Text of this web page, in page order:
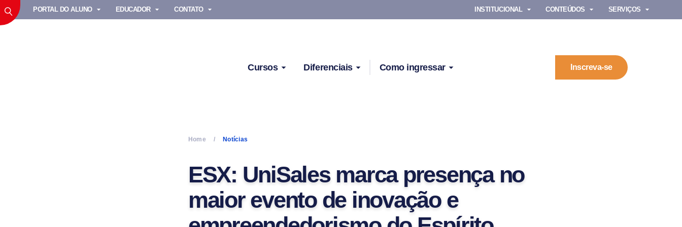
PORTAL DO ALUNO EDUCADOR CONTATO INSTITUCIONAL CONTEÚDOS SERVIÇOS
Cursos Diferenciais Como ingressar Inscreva-se
Home Notícias
ESX: UniSales marca presença no
maior evento de inovação e